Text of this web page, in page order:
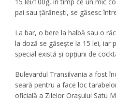
15 lei/100g, în timp ce un mic
pai sau țărănești, se găsesc
La bar, o bere la halbă sau o
la doză se găsește la 15 lei, iar
special există și opțiuni de
Bulevardul Transilvania a fost
seară pentru a face loc
oficială a Zilelor Orașului Satu